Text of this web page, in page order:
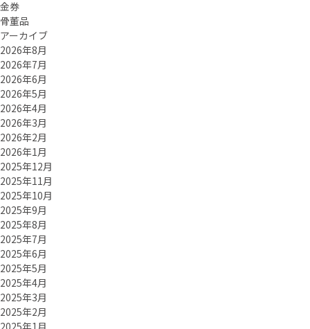
金券
骨董品
アーカイブ
2026年8月
2026年7月
2026年6月
2026年5月
2026年4月
2026年3月
2026年2月
2026年1月
2025年12月
2025年11月
2025年10月
2025年9月
2025年8月
2025年7月
2025年6月
2025年5月
2025年4月
2025年3月
2025年2月
2025年1月